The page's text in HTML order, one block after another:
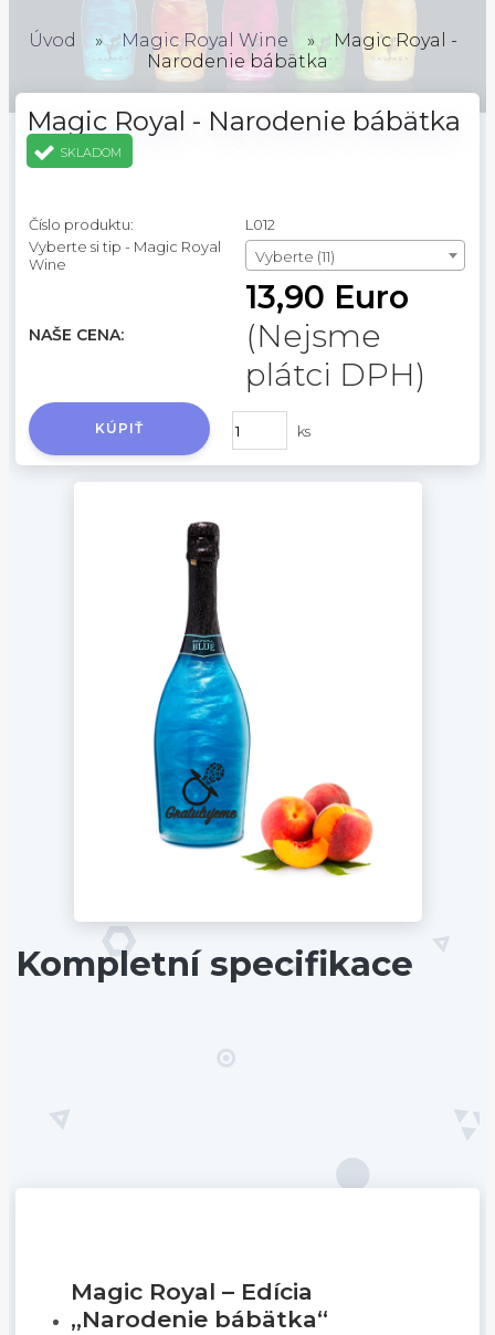
Úvod » Magic Royal Wine »
Magic Royal -
Narodenie bábätka
Magic Royal - Narodenie bábätka
SKLADOM
Číslo produktu:
L012
Vyberte si tip - Magic Royal
Wine
Vyberte (11)
NAŠE CENA:
13,90 Euro
(Nejsme
plátci DPH)
ks
KÚPIŤ
Kompletní specifikace
Magic Royal – Edícia
„Narodenie bábätka“